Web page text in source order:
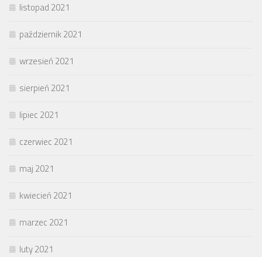
listopad 2021
październik 2021
wrzesień 2021
sierpień 2021
lipiec 2021
czerwiec 2021
maj 2021
kwiecień 2021
marzec 2021
luty 2021